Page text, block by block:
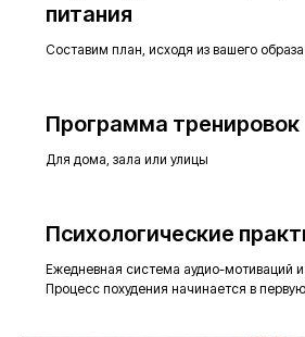
питания
Составим план, исходя из вашего
Программа тренировок
Для дома, зала или улицы
Психологические
Ежедневная система аудио-мотиваций
Процесс похудения начинается в